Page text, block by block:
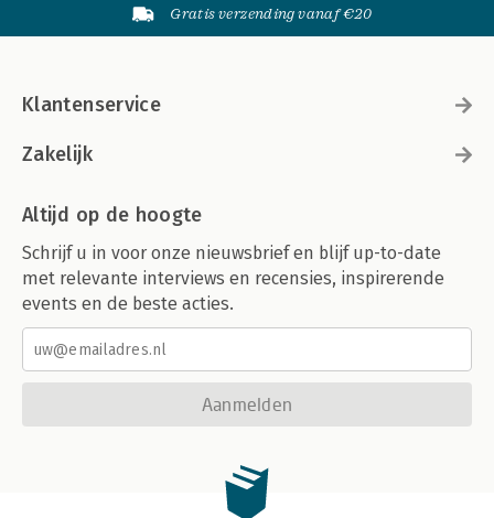
Gratis verzending vanaf €20
Klantenservice
Zakelijk
Altijd op de hoogte
Schrijf u in voor onze nieuwsbrief en blijf up-to-date
met relevante interviews en recensies, inspirerende
events en de beste acties.
Aanmelden